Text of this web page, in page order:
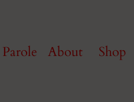
Parole About Shop